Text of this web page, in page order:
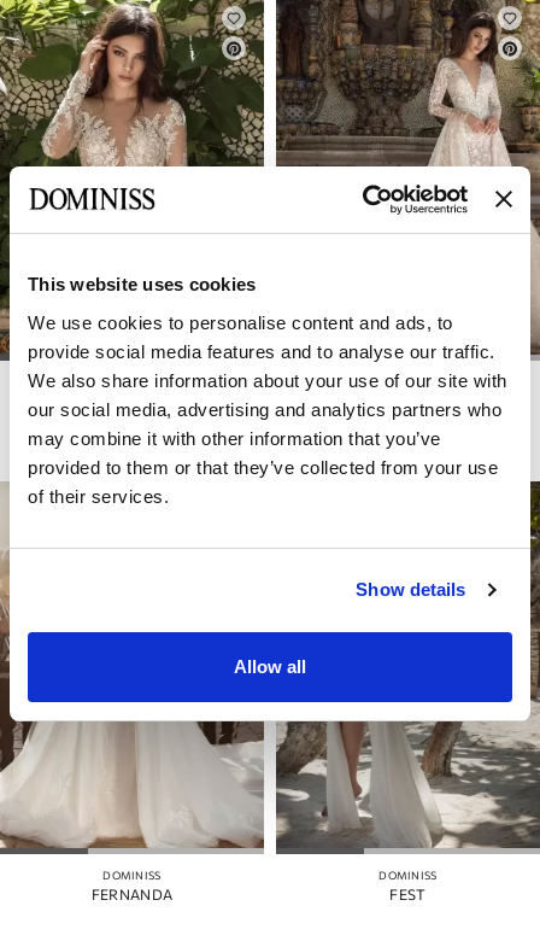
This website uses cookies
We use cookies to personalise content and ads, to
provide social media features and to analyse our traffic.
We also share information about your use of our site with
our social media, advertising and analytics partners who
may combine it with other information that you’ve
provided to them or that they’ve collected from your use
of their services.
Show details
Allow all
DOMINISS
FELICIA
DOMINISS
FEMINA
DOMINISS
FERNANDA
DOMINISS
FEST